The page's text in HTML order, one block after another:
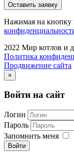
Оставить заявку
Нажимая на кнопку
2022 Мир котлов и
Политика
Продвижение сайта
×
Войти на сайт
Логин
Пароль
Запомнить меня
Войти